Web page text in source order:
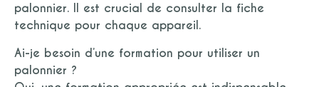
palonnier. Il est crucial de consulter la fiche
technique pour chaque appareil.
Ai-je besoin d’une formation pour utiliser un
palonnier ?